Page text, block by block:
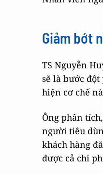
Giảm bớt
TS Nguyễn
sẽ là bước
hiện cơ chế
Ông phân
người tiêu
khách hàng
được cả chi